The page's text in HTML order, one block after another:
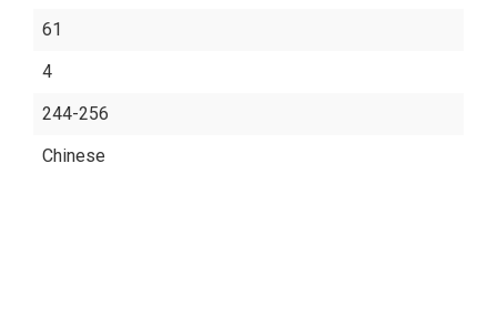
61
4
244-256
Chinese